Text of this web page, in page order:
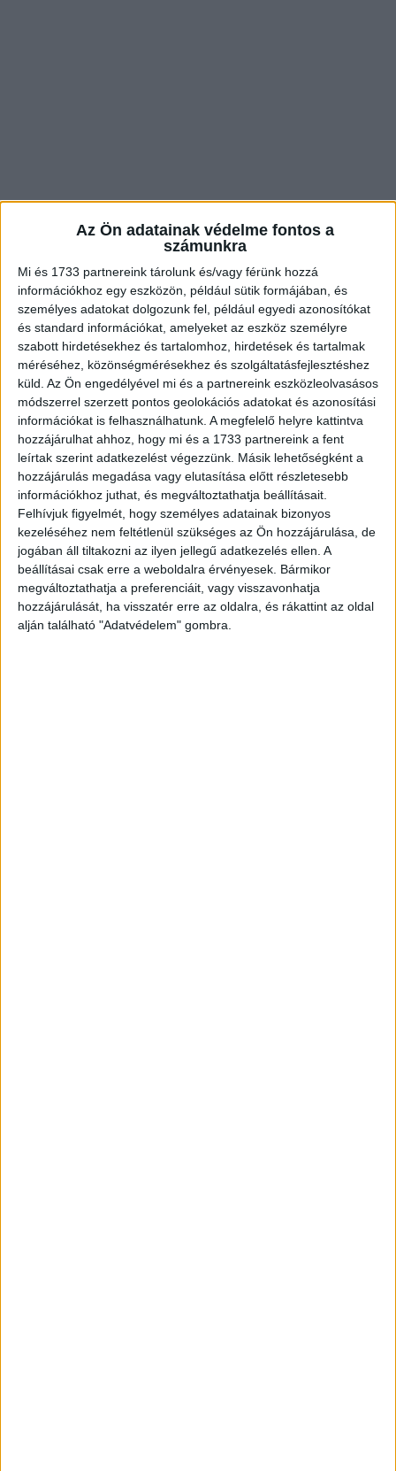
Az Ön adatainak védelme fontos a
számunkra
Mi és 1733 partnereink tárolunk és/vagy férünk hozzá
információkhoz egy eszközön, például sütik formájában, és
személyes adatokat dolgozunk fel, például egyedi azonosítókat
és standard információkat, amelyeket az eszköz személyre
szabott hirdetésekhez és tartalomhoz, hirdetések és tartalmak
méréséhez, közönségmérésekhez és szolgáltatásfejlesztéshez
küld. Az Ön engedélyével mi és a partnereink eszközleolvasásos
módszerrel szerzett pontos geolokációs adatokat és azonosítási
információkat is felhasználhatunk. A megfelelő helyre kattintva
hozzájárulhat ahhoz, hogy mi és a 1733 partnereink a fent
leírtak szerint adatkezelést végezzünk. Másik lehetőségként a
hozzájárulás megadása vagy elutasítása előtt részletesebb
információkhoz juthat, és megváltoztathatja beállításait.
Felhívjuk figyelmét, hogy személyes adatainak bizonyos
kezeléséhez nem feltétlenül szükséges az Ön hozzájárulása, de
jogában áll tiltakozni az ilyen jellegű adatkezelés ellen. A
beállításai csak erre a weboldalra érvényesek. Bármikor
megváltoztathatja a preferenciáit, vagy visszavonhatja
hozzájárulását, ha visszatér erre az oldalra, és rákattint az oldal
alján található "Adatvédelem" gombra.